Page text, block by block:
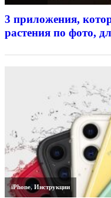
3 приложения,
растения по фото,
iPhone,Инструкции